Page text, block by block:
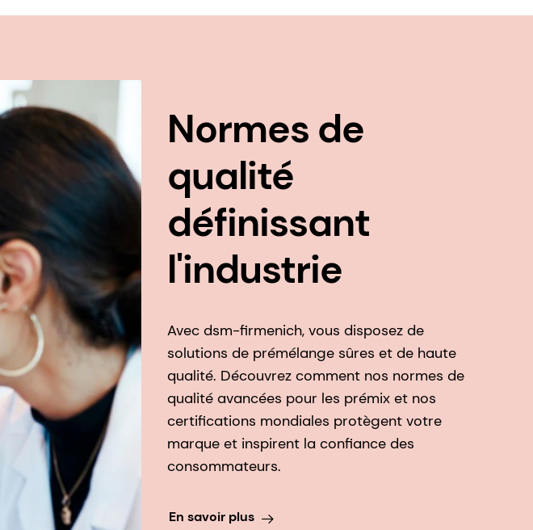
Normes de
qualité
définissant
l'industrie
Avec dsm-firmenich, vous disposez de
solutions de prémélange sûres et de haute
qualité. Découvrez comment nos normes de
qualité avancées pour les prémix et nos
certifications mondiales protègent votre
marque et inspirent la confiance des
consommateurs.
En savoir plus